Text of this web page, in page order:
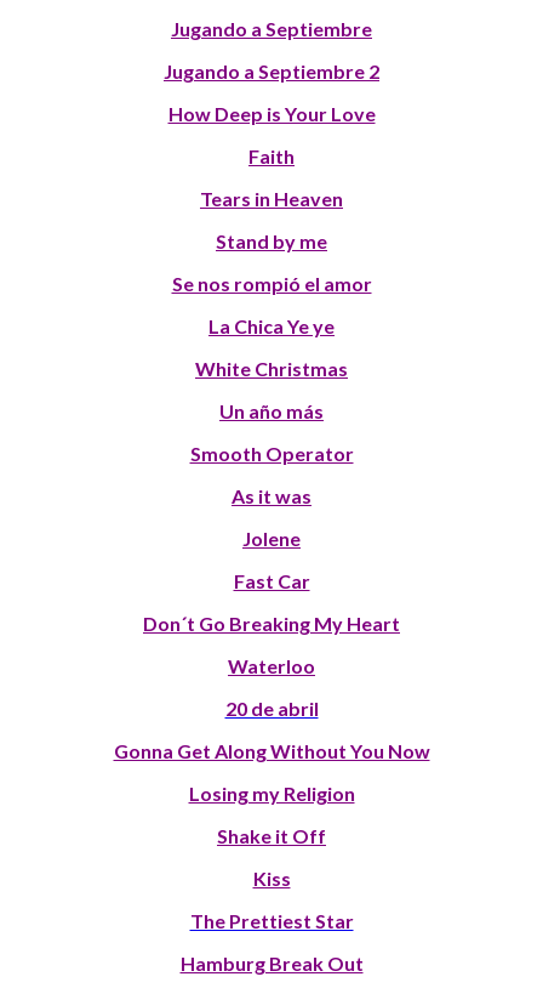
Jugando a Septiembre
Jugando a Septiembre 2
How Deep is Your Love
Faith
Tears in Heaven
Stand by me
Se nos rompió el amor
La Chica Ye ye
White Christmas
Un año más
Smooth Operator
As it was
Jolene
Fast Car
Don´t Go Breaking My Heart
Waterloo
20 de abril
Gonna Get Along Without You Now
Losing my Religion
Shake it Off
Kiss
The Prettiest Star
Hamburg Break Out